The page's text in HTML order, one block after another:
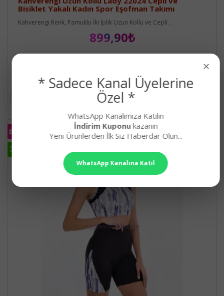
Bisiklet Yakalı Kadın Spor Eşofman Takımı
Kahverengi Renk, Pamuklu İki İplik Uzun Kollu ve Cepli ..
899,90₺
×
* Sadece Kanal Üyelerine
Özel *
WhatsApp Kanalımıza Katılın
İndirim Kuponukazanın
Yeni Ürünlerden İlk Siz Haberdar Olun...
WhatsApp Kanalına Katıl